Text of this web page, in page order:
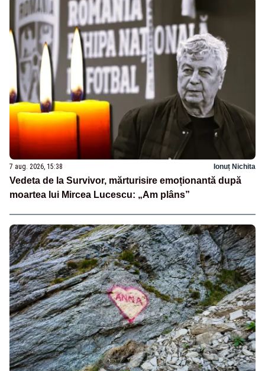
7 aug. 2026, 15:38 Ionuț Nichita
Vedeta de la Survivor, mărturisire emoționantă după
moartea lui Mircea Lucescu: „Am plâns”